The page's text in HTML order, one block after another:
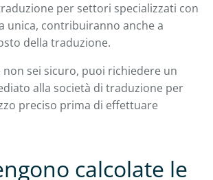
per settori specializzati con
unica, contribuiranno anche a
della traduzione.
non sei sicuro, puoi richiedere un
alla società di traduzione per
preciso prima di effettuare
calcolate le